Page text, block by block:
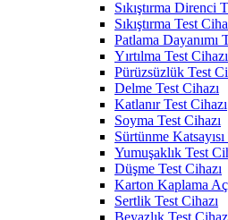
Sıkıştırma Direnci
Sıkıştırma Test
Patlama Dayanımı
Yırtılma Test Cihazı
Pürüzsüzlük Test
Delme Test Cihazı
Katlanır Test Cihazı
Soyma Test Cihazı
Sürtünme
Yumuşaklık Test
Düşme Test Cihazı
Karton Kaplama
Sertlik Test Cihazı
Beyazlık Test